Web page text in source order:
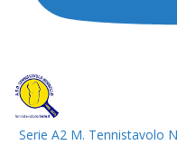
Serie A2 M. Tennistavolo